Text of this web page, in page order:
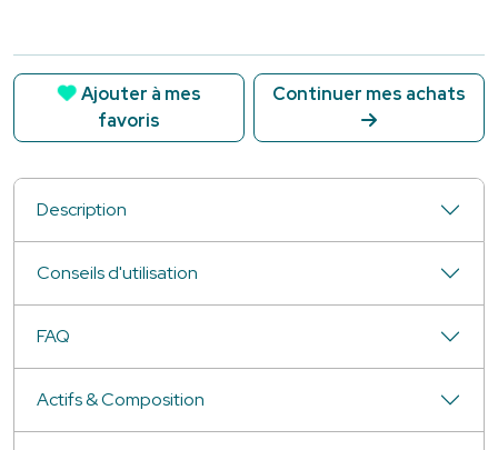
Ajouter à mes
favoris
Continuer mes achats
Description
Conseils d'utilisation
FAQ
Actifs & Composition